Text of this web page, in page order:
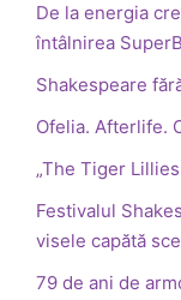
De la energia
întâlnirea
Shakespeare
Ofelia. Afterlife.
„The Tiger
Festivalul
visele capătă
79 de ani de